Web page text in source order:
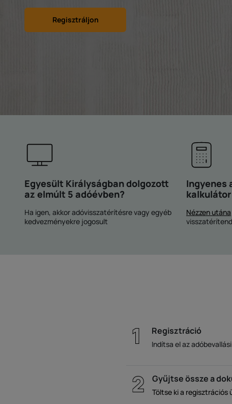
Regisztráljon
Egyesült Királyságban dolgozott
az elmúlt 5 adóévben?
Ha igen, akkor adóvisszatérítésre vagy egyéb
kedvezményekre jogosult
Ingyenes
kalkulátor
Nézzen utána
Regisztráció
Indítsa el az
Gyűjtse össze a
Töltse ki a regisztrációs